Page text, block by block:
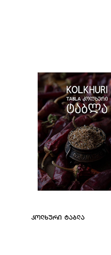
ᲙᲝᲚᲮᲣᲠᲘ ᲢᲐᲑᲚᲐ